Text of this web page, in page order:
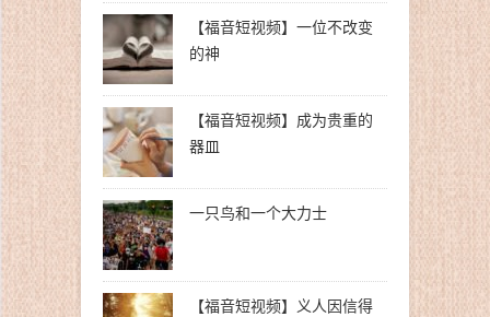
【福音短视频】一位不改变
的神
【福音短视频】成为贵重的
器皿
一只鸟和一个大力士
【福音短视频】义人因信得